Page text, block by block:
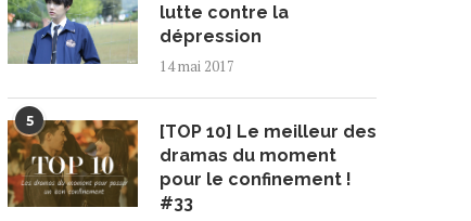
lutte contre la
dépression
14 mai 2017
5
[TOP 10] Le meilleur des
dramas du moment
pour le confinement !
#33